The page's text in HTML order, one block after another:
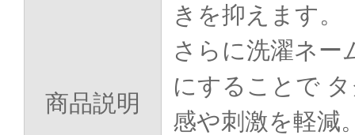
商品説明
きを抑えます。
さらに洗濯ネー
にすることで
感や刺激を軽減